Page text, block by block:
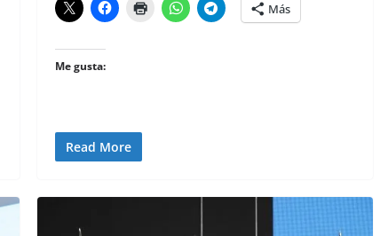
Más
Me gusta:
Read More